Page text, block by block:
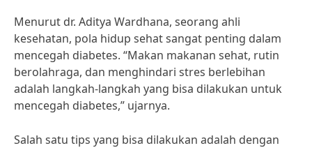
Menurut dr. Aditya Wardhana, seorang ahli
kesehatan, pola hidup sehat sangat penting dalam
mencegah diabetes. “Makan makanan sehat, rutin
berolahraga, dan menghindari stres berlebihan
adalah langkah-langkah yang bisa dilakukan untuk
mencegah diabetes,” ujarnya.
Salah satu tips yang bisa dilakukan adalah dengan